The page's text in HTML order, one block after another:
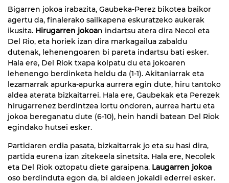
Bigarren jokoa irabazita, Gaubeka-Perez bikotea baikor
agertu da, finalerako sailkapena eskuratzeko aukerak
ikusita. Hirugarren jokoan indartsu atera dira Necol eta
Del Rio, eta horiek izan dira markagailua zabaldu
dutenak, lehenengoaren bi pareta indartsu bati esker.
Hala ere, Del Riok txapa kolpatu du eta jokoaren
lehenengo berdinketa heldu da (1-1). Akitaniarrak eta
lezamarrak apurka-apurka aurrera egin dute, hiru tantoko
aldea aterata bizkaitarrei. Hala ere, Gaubekak eta Perezek
hirugarrenez berdintzea lortu ondoren, aurrea hartu eta
jokoa bereganatu dute (6-10), hein handi batean Del Riok
egindako hutsei esker.
Partidaren erdia pasata, bizkaitarrak jo eta su hasi dira,
partida eurena izan zitekeela sinetsita. Hala ere, Necolek
eta Del Riok oztopatu diete garaipena. Laugarren jokoa
oso berdinduta egon da, bi aldeen jokaldi ederrei esker.